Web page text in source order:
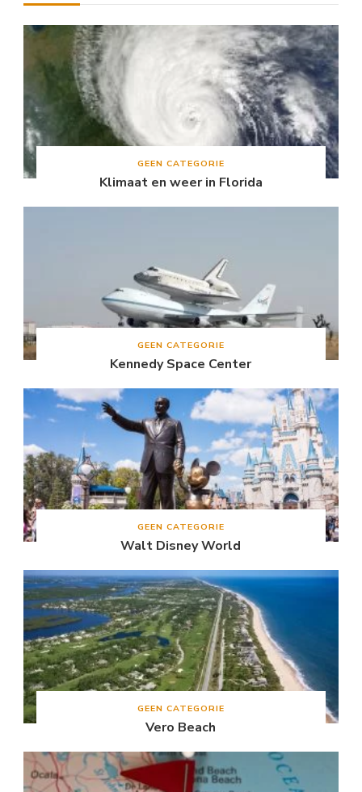
GEEN CATEGORIE
Klimaat en weer in Florida
GEEN CATEGORIE
Kennedy Space Center
GEEN CATEGORIE
Walt Disney World
GEEN CATEGORIE
Vero Beach